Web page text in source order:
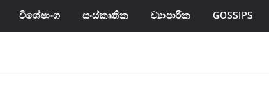
විශේෂාංග සංස්කෘතික ව්‍යාපාරික GOSSIPS